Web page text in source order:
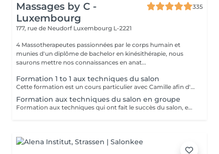
Massages by C -
Luxembourg
335
177, rue de Neudorf Luxembourg L-2221
4 Massotherapeutes passionnées par le corps humain et
munies d'un diplôme de bachelor en kinésithérapie, nous
saurons mettre nos connaissances en anat...
Formation 1 to 1 aux techniques du salon
Cette formation est un cours particulier avec Camille afin d'apprendre les techniques du salon : massage relaxant, massage sportif, massage des tissus profonds avec toutes les informations théoriques (anatomie, pathologie) ainsi que la pratique Nombre de jours au choix en fonction des besoins 2.900€ par jour
Formation aux techniques du salon en groupe
Formation aux techniques qui ont fait le succès du salon, en petit groupe : massage relaxant, sportif et massage des tissus profonds Cette formation vous permettra de travailler dans le domaine. Durée : 2 jours, de 10h à 18h Prix : 1.900€ les 2 jours Dates à venir : - Les 27/28 Septembre - Les 25/26 Octobre Réservations par mail : info@massagesbyc.com